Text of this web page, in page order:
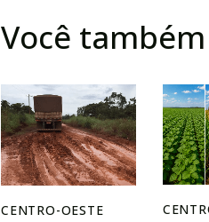
Você
CENTRO-OESTE